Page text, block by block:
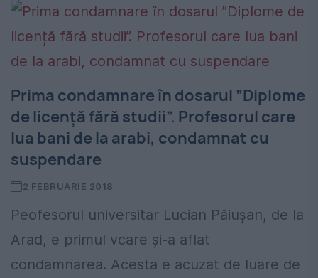
Prima condamnare în dosarul ”Diplome
de licență fără studii”. Profesorul care
lua bani de la arabi, condamnat cu
suspendare
2 FEBRUARIE 2018
Peofesorul universitar Lucian Păiușan, de la
Arad, e primul vcare și-a aflat
condamnarea. Acesta e acuzat de luare de